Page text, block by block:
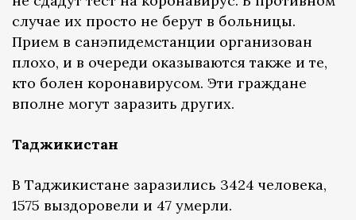
случае их просто не берут в больницы.
Прием в санэпидемстанции организован
плохо, и в очереди оказываются также и те,
кто болен коронавирусом. Эти граждане
вполне могут заразить других.
Таджикистан
В Таджикистане заразились 3424 человека,
1575 выздоровели и 47 умерли.